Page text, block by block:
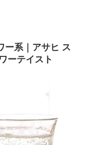
ー系｜アサヒ ス
ーテイスト